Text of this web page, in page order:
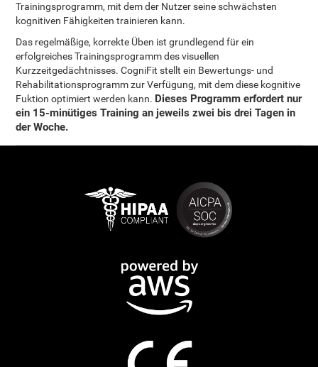
Trainingsprogramm, mit dem der Nutzer seine schwächsten
kognitiven Fähigkeiten trainieren kann.
Das regelmäßige, korrekte Üben ist grundlegend für ein
erfolgreiches Trainingsprogramm des visuellen
Kurzzeitgedächtnisses. CogniFit stellt ein Bewertungs- und
Rehabilitationsprogramm zur Verfügung, mit dem diese kognitive
Fuktion optimiert werden kann. Dieses Programm erfordert nur
ein 15-minütiges Training an jeweils zwei bis drei Tagen in
der Woche.